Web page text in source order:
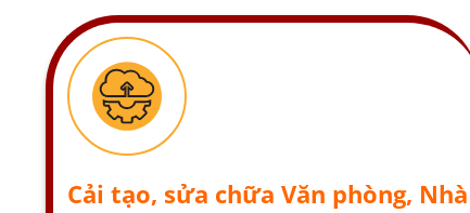
Cải tạo, sửa chữa Văn phòng, Nhà